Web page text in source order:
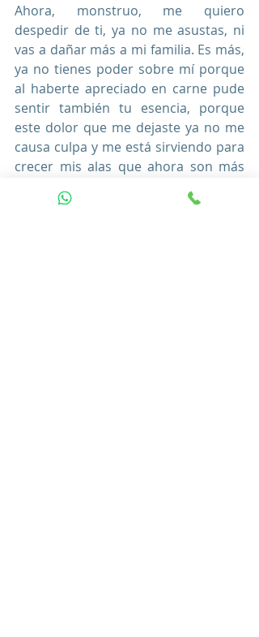
Ahora, monstruo, me quiero
despedir de ti, ya no me asustas, ni
vas a dañar más a mi familia. Es más,
ya no tienes poder sobre mí porque
al haberte apreciado en carne pude
sentir también tu esencia, porque
este dolor que me dejaste ya no me
causa culpa y me está sirviendo para
crecer mis alas que ahora son más
a estremecer hasta marcharte, y que